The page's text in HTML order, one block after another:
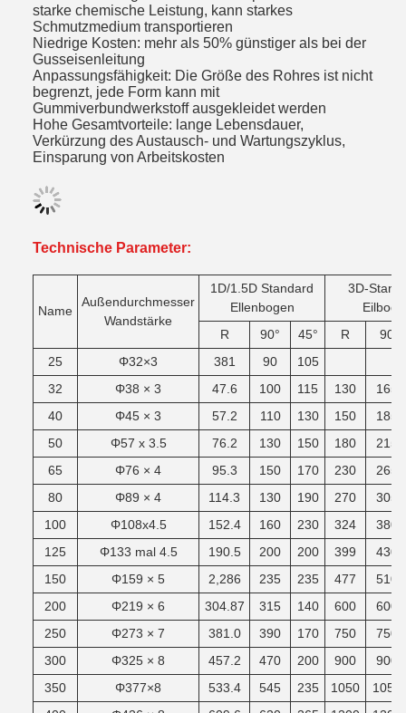
starke chemische Leistung, kann starkes
Schmutzmedium transportieren
Niedrige Kosten: mehr als 50% günstiger als bei der
Gusseisenleitung
Anpassungsfähigkeit: Die Größe des Rohres ist nicht
begrenzt, jede Form kann mit
Gummiverbundwerkstoff ausgekleidet werden
Hohe Gesamtvorteile: lange Lebensdauer,
Verkürzung des Austausch- und Wartungszyklus,
Einsparung von Arbeitskosten
Technische Parameter:
Name
Außendurchmesser
Wandstärke
1D/1.5D Standard
Ellenbogen
3D-
R
90° 45° R
90
25
Φ32×3 381 90
105
32
Φ38 × 3 47.6 100 115 130
165
40
Φ45 × 3 57.2 110 130 150
185
50
Φ57 x 3.5 76.2 130 150 180
215
65
Φ76 × 4 95.3 150 170 230
265
80
Φ89 × 4 114.3 130 190 270
305
100
Φ108x4.5 152.4 160 230 324
380
125
Φ133 mal 4.5 190.5 200 200 399
430
150
Φ159 × 5 2,286 235 235 477
510
200
Φ219 × 6 304.87 315 140 600
600
250
Φ273 × 7 381.0 390 170 750
750
300
Φ325 × 8 457.2 470 200 900
900
350
Φ377×8 533.4 545 235 1050
1050